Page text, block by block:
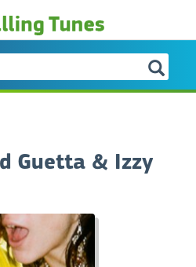
Guetta & Izzy